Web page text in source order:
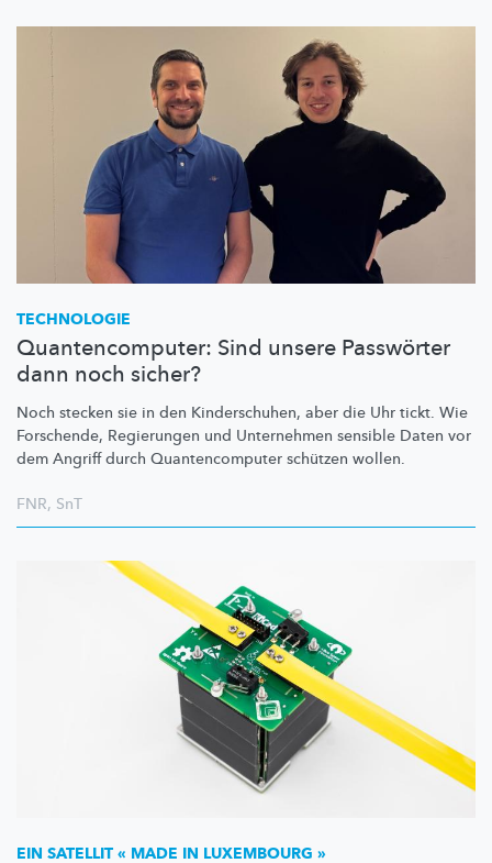
TECHNOLOGIE
Quantencomputer: Sind unsere Passwörter
dann noch sicher?
Noch stecken sie in den Kinderschuhen, aber die Uhr tickt. Wie
Forschende, Regierungen und Unternehmen sensible Daten vor
dem Angriff durch Quantencomputer schützen wollen.
FNR, SnT
EIN SATELLIT « MADE IN LUXEMBOURG »